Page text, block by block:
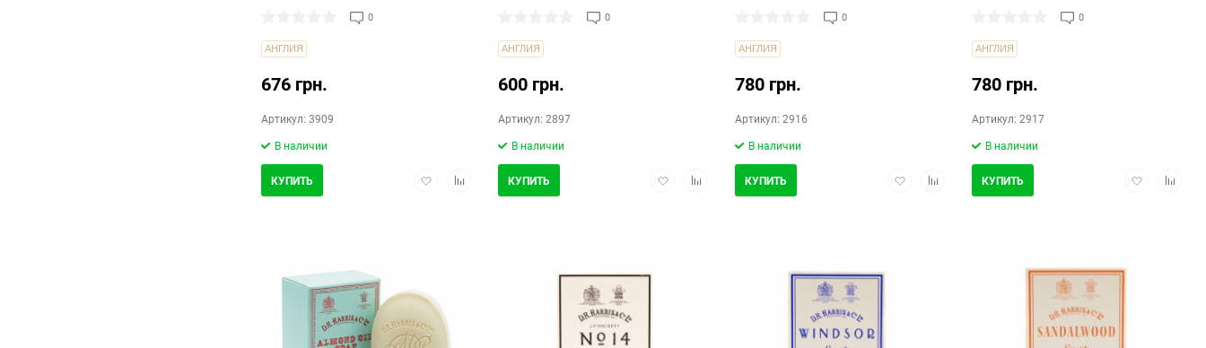
0
АНГЛИЯ
676 грн.
Артикул: 3909
В наличии
ДобавитьДобавить
КУПИТЬ
0
АНГЛИЯ
600 грн.
Артикул: 2897
В наличии
ДобавитьДобавить
КУПИТЬ
0
АНГЛИЯ
780 грн.
Артикул: 2916
В наличии
ДобавитьДобавить
КУПИТЬ
0
АНГЛИЯ
780 грн.
Артикул: 2917
В наличии
Добавить
КУПИТЬ